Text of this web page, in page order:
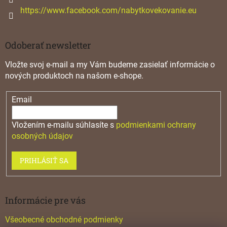
s
u
https://www.facebook.com/nabytkovekovanie.eu
Odoberať newsletter
Vložte svoj e-mail a my Vám budeme zasielať informácie o
nových produktoch na našom e-shope.
Email
Vložením e-mailu súhlasíte s podmienkami ochrany
osobných údajov
PRIHLÁSIŤ SA
Informácie pre vás
Všeobecné obchodné podmienky